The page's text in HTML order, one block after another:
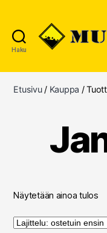
Haku
Etusivu/ Kauppa /
Näytetään ainoa tulos